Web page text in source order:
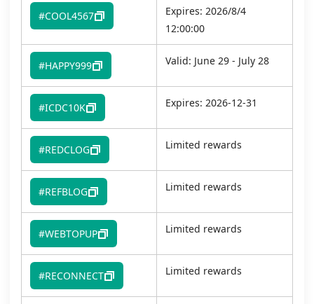
#COOL4567
Expires: 2026/8/4
12:00:00
#HAPPY999 Valid: June 29 - July 28
#ICDC10K Expires: 2026-12-31
#REDCLOG Limited rewards
#REFBLOG Limited rewards
#WEBTOPUP Limited rewards
#RECONNECT Limited rewards